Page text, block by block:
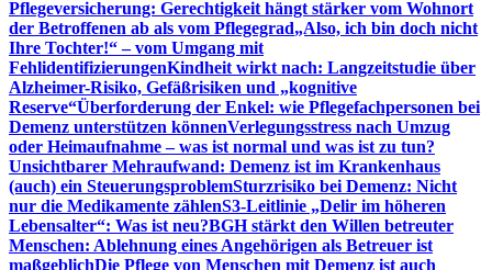
Pflegeversicherung: Gerechtigkeit hängt stärker vom Wohnort
der Betroffenen ab als vom Pflegegrad„Also, ich bin doch nicht
Ihre Tochter!“ – vom Umgang mit
FehlidentifizierungenKindheit wirkt nach: Langzeitstudie über
Alzheimer-Risiko, Gefäßrisiken und „kognitive
Reserve“Überforderung der Enkel: wie Pflegefachpersonen bei
Demenz unterstützen könnenVerlegungsstress nach Umzug
oder Heimaufnahme – was ist normal und was ist zu tun?
Unsichtbarer Mehraufwand: Demenz ist im Krankenhaus
(auch) ein SteuerungsproblemSturzrisiko bei Demenz: Nicht
nur die Medikamente zählenS3-Leitlinie „Delir im höheren
Lebensalter“: Was ist neu?BGH stärkt den Willen betreuter
Menschen: Ablehnung eines Angehörigen als Betreuer ist
maßgeblichDie Pflege von Menschen mit Demenz ist auch